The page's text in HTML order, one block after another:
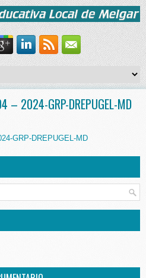
– 2024-GRP-DREPUGEL-MD
GRP-DREPUGEL-MD